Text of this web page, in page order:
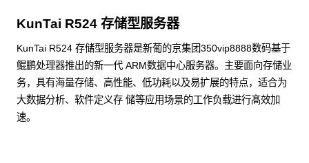
KunTai R524 存储型服务器
KunTai R524 存储型服务器是新葡的京集团350vip8888数码基于
鲲鹏处理器推出的新一代 ARM数据中心服务器。主要面向存储业
务，具有海量存储、高性能、低功耗以及易扩展的特点，适合为
大数据分析、软件定义存 储等应用场景的工作负载进行髙效加
速。